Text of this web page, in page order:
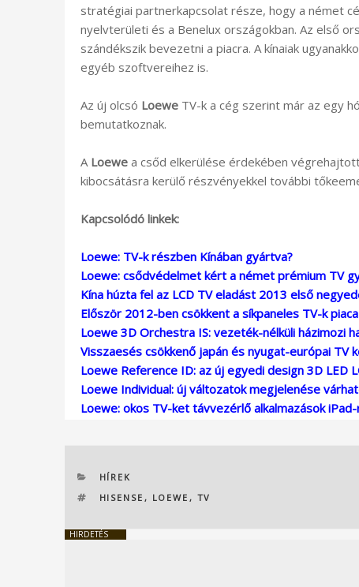
stratégiai partnerkapcsolat része, hogy a német
nyelvterületi és a Benelux országokban. Az első
szándékszik bevezetni a piacra. A kínaiak
egyéb szoftvereihez is.
Az új olcsó Loewe TV-k a cég szerint már az egy
bemutatkoznak.
A Loewe a csőd elkerülése érdekében
kibocsátásra kerülő részvényekkel további
Kapcsolódó linkek:
Loewe: TV-k részben Kínában gyártva?
Loewe: csődvédelmet kért a német prémium TV
Kína húzta fel az LCD TV eladást 2013 első
Először 2012-ben csökkent a síkpaneles TV-k piaca
Loewe 3D Orchestra IS: vezeték-nélküli házimozi
Visszaesés csökkenő japán és nyugat-európai TV
Loewe Reference ID: az új egyedi design 3D LED
Loewe Individual: új változatok megjelenése
Loewe: okos TV-ket távvezérlő alkalmazások
KATEGÓRIÁK
HÍREK
CÍMKÉK
HISENSE , LOEWE , TV
HIRDETÉS